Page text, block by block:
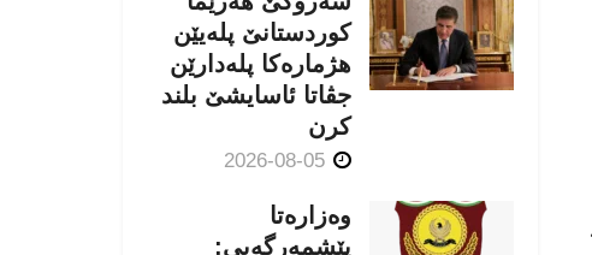
کوردستانێ پلەیێن
هژمارەكا پلەدارێن
جڤاتا ئاسایشێ بلند
كرن
وەزارەتا
پێشمەرگەیی: